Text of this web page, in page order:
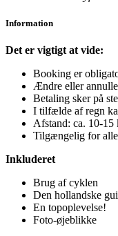
Information
Det er vigtigt at vide:
Booking er
Ændre eller
Betaling sker på
I tilfælde af regn
Afstand: ca. 10-15
Tilgængelig for
Inkluderet
Brug af cyklen
Den hollandske
En topoplevelse!
Foto-øjeblikke